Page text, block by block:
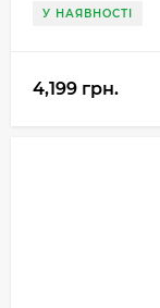
У НАЯВНОСТІ
4,199 грн.